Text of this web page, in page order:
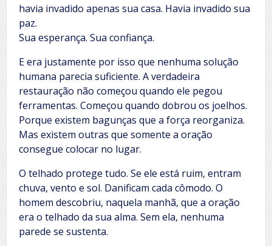
havia invadido apenas sua casa. Havia invadido sua
paz.
Sua esperança. Sua confiança.
E era justamente por isso que nenhuma solução
humana parecia suficiente. A verdadeira
restauração não começou quando ele pegou
ferramentas. Começou quando dobrou os joelhos.
Porque existem bagunças que a força reorganiza.
Mas existem outras que somente a oração
consegue colocar no lugar.
O telhado protege tudo. Se ele está ruim, entram
chuva, vento e sol. Danificam cada cômodo. O
homem descobriu, naquela manhã, que a oração
era o telhado da sua alma. Sem ela, nenhuma
parede se sustenta.